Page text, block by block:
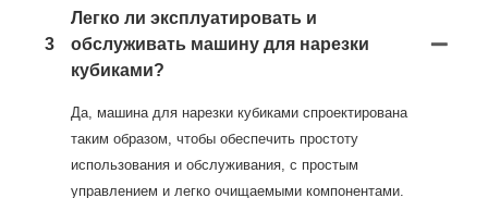
3
Легко ли эксплуатировать и
обслуживать машину для нарезки
кубиками?
Да, машина для нарезки кубиками спроектирована
таким образом, чтобы обеспечить простоту
использования и обслуживания, с простым
управлением и легко очищаемыми компонентами.